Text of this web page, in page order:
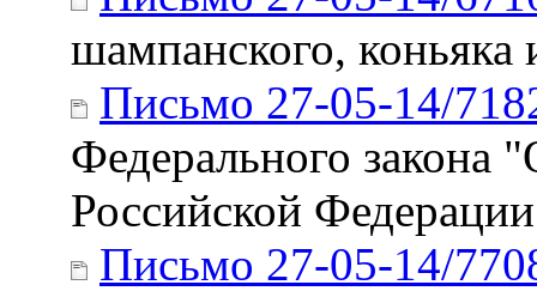
шампанского, коньяка
Письмо 27-05-14/
Федерального закона
Российской
Письмо 27-05-14/